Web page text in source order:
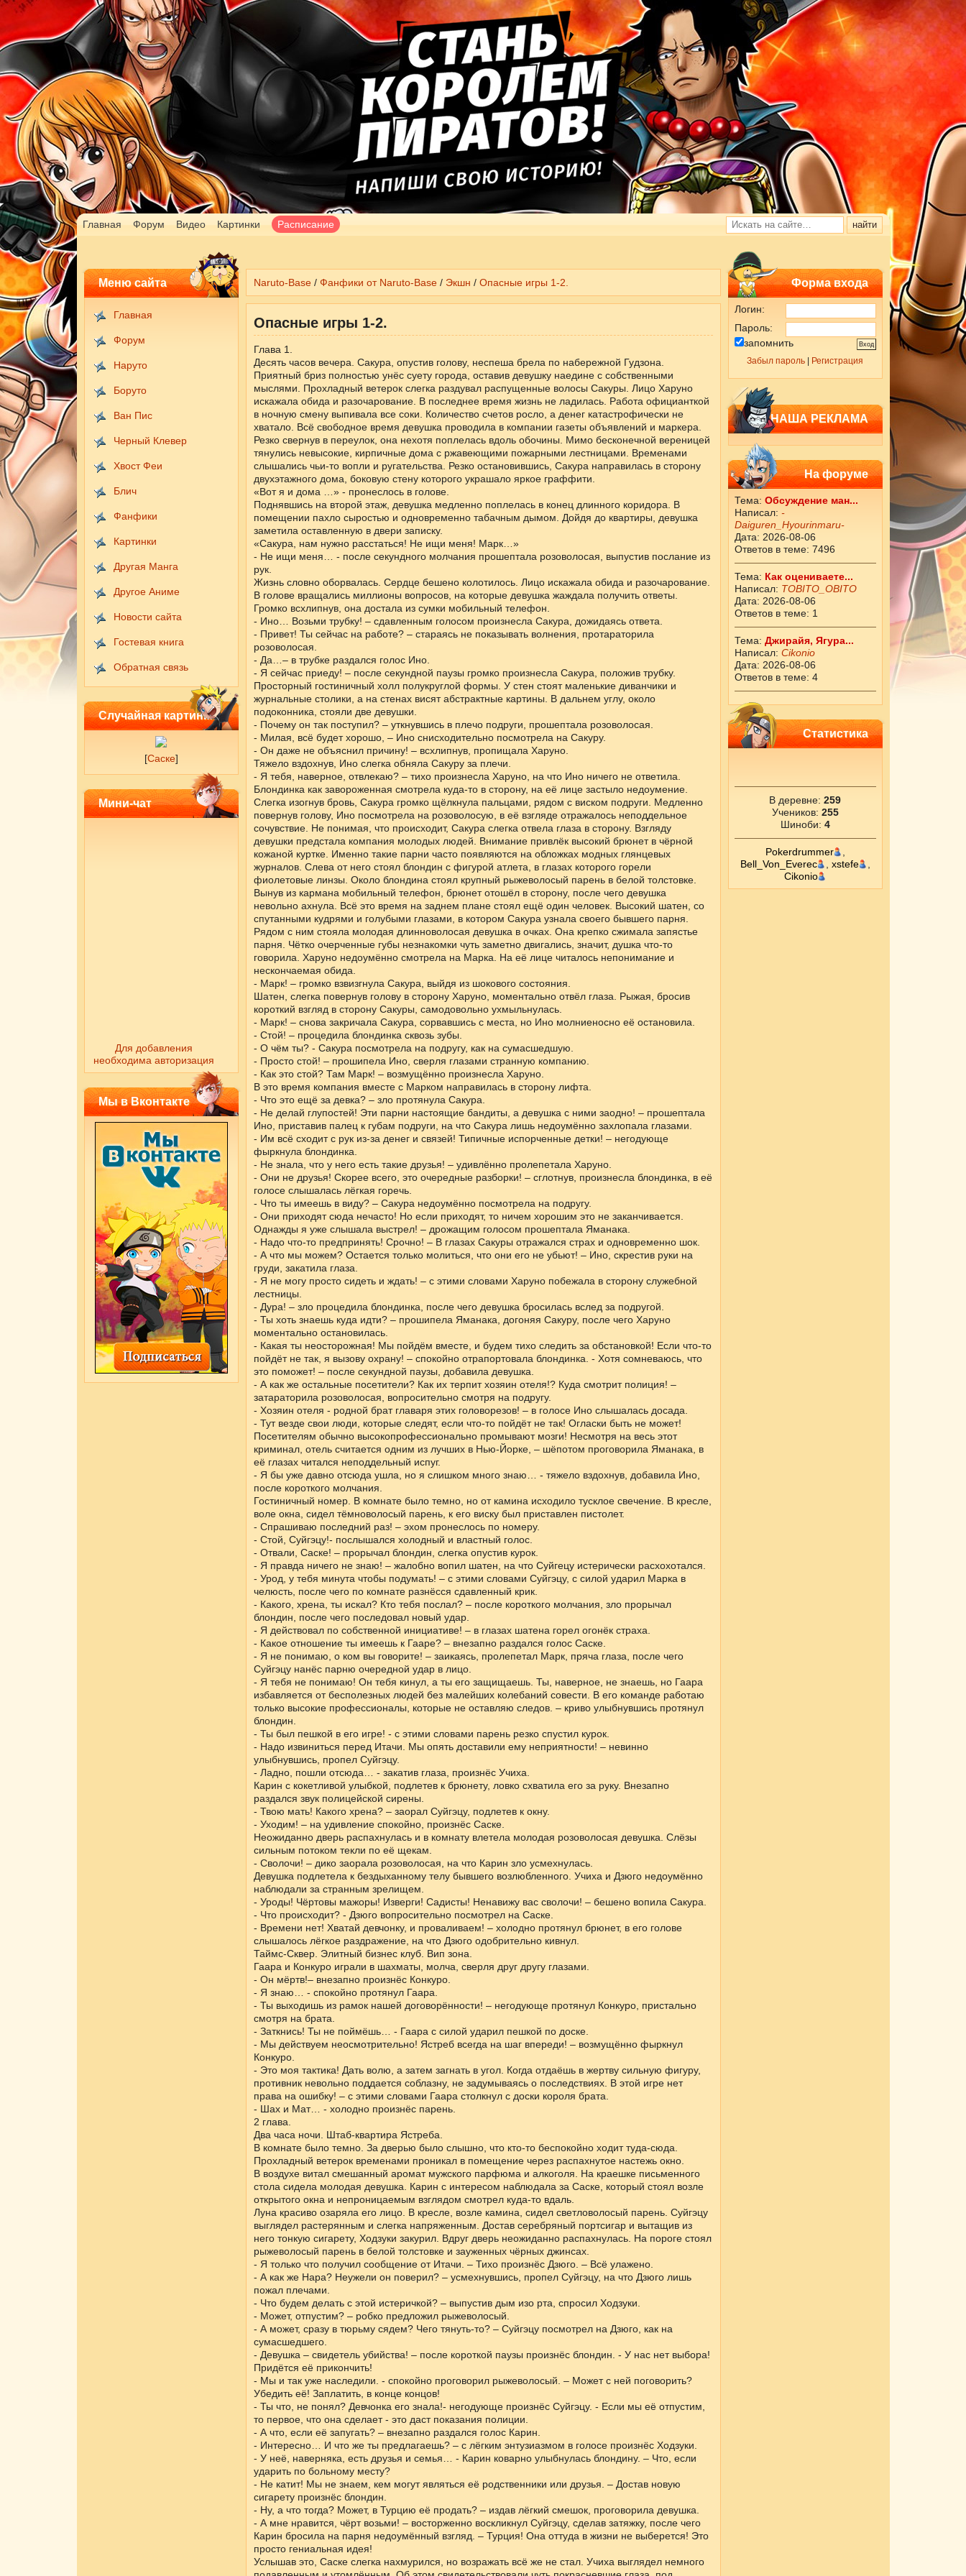
Главная Форум Видео Картинки Расписание
Меню сайта
Главная
Форум
Наруто
Боруто
Ван Пис
Черный Клевер
Хвост Феи
Блич
Фанфики
Картинки
Другая Манга
Другое Аниме
Новости сайта
Гостевая книга
Обратная связь
Случайная картинка
[Саске]
Мини-чат
Для добавления
необходима авторизация
Мы в Вконтакте
Форма входа
Логин:
Пароль:
запомнить
Забыл пароль Регистрация
НАША РЕКЛАМА
На форуме
Тема: Обсуждение ман...
Написал: -
Daiguren_Hyourinmaru-
Дата: 2026-08-06
Ответов в теме: 7496
Тема: Как оцениваете...
Написал: ТОBITO_OBITO
Дата: 2026-08-06
Ответов в теме: 1
Тема: Джирайя, Ягура...
Написал: Cikоnio
Дата: 2026-08-06
Ответов в теме: 4
Статистика
В деревне: 259
Учеников: 255
Шиноби: 4
Pokerdrummer
Bell_Von_Everec
xstefe
Cikоnio
Naruto-Base/ Фанфики от Naruto-Base/ Экшн / Опасные игры 1-2.
Опасные игры 1-2.
Глава 1.
Десять часов вечера. Сакура, опустив голову, неспеша брела по набережной Гудзона.
Приятный бриз полностью унёс суету города, оставив девушку наедине с собственными
мыслями. Прохладный ветерок слегка раздувал распущенные волосы Сакуры. Лицо Харуно
искажала обида и разочарование. В последнее время жизнь не ладилась. Работа официанткой
в ночную смену выпивала все соки. Количество счетов росло, а денег катастрофически не
хватало. Всё свободное время девушка проводила в компании газеты объявлений и маркера.
Резко свернув в переулок, она нехотя поплелась вдоль обочины. Мимо бесконечной вереницей
тянулись невысокие, кирпичные дома с ржавеющими пожарными лестницами. Временами
слышались чьи-то вопли и ругательства. Резко остановившись, Сакура направилась в сторону
двухэтажного дома, боковую стену которого украшало яркое граффити.
«Вот я и дома …» - пронеслось в голове.
Поднявшись на второй этаж, девушка медленно поплелась в конец длинного коридора. В
помещении пахло сыростью и одновременно табачным дымом. Дойдя до квартиры, девушка
заметила оставленную в двери записку.
«Сакура, нам нужно расстаться! Не ищи меня! Марк…»
- Не ищи меня… - после секундного молчания прошептала розоволосая, выпустив послание из
рук.
Жизнь словно оборвалась. Сердце бешено колотилось. Лицо искажала обида и разочарование.
В голове вращались миллионы вопросов, на которые девушка жаждала получить ответы.
Громко всхлипнув, она достала из сумки мобильный телефон.
- Ино… Возьми трубку! – сдавленным голосом произнесла Сакура, дожидаясь ответа.
- Привет! Ты сейчас на работе? – стараясь не показывать волнения, протараторила
розоволосая.
- Да…– в трубке раздался голос Ино.
- Я сейчас приеду! – после секундной паузы громко произнесла Сакура, положив трубку.
Просторный гостиничный холл полукруглой формы. У стен стоят маленькие диванчики и
журнальные столики, а на стенах висят абстрактные картины. В дальнем углу, около
подоконника, стояли две девушки.
- Почему он так поступил? – уткнувшись в плечо подруги, прошептала розоволосая.
- Милая, всё будет хорошо, – Ино снисходительно посмотрела на Сакуру.
- Он даже не объяснил причину! – всхлипнув, пропищала Харуно.
Тяжело вздохнув, Ино слегка обняла Сакуру за плечи.
- Я тебя, наверное, отвлекаю? – тихо произнесла Харуно, на что Ино ничего не ответила.
Блондинка как завороженная смотрела куда-то в сторону, на её лице застыло недоумение.
Слегка изогнув бровь, Сакура громко щёлкнула пальцами, рядом с виском подруги. Медленно
повернув голову, Ино посмотрела на розоволосую, в её взгляде отражалось неподдельное
сочувствие. Не понимая, что происходит, Сакура слегка отвела глаза в сторону. Взгляду
девушки предстала компания молодых людей. Внимание привлёк высокий брюнет в чёрной
кожаной куртке. Именно такие парни часто появляются на обложках модных глянцевых
журналов. Слева от него стоял блондин с фигурой атлета, в глазах которого горели
фиолетовые линзы. Около блондина стоял крупный рыжеволосый парень в белой толстовке.
Вынув из кармана мобильный телефон, брюнет отошёл в сторону, после чего девушка
невольно ахнула. Всё это время на заднем плане стоял ещё один человек. Высокий шатен, со
спутанными кудрями и голубыми глазами, в котором Сакура узнала своего бывшего парня.
Рядом с ним стояла молодая длинноволосая девушка в очках. Она крепко сжимала запястье
парня. Чётко очерченные губы незнакомки чуть заметно двигались, значит, душка что-то
говорила. Харуно недоумённо смотрела на Марка. На её лице читалось непонимание и
нескончаемая обида.
- Марк! – громко взвизгнула Сакура, выйдя из шокового состояния.
Шатен, слегка повернув голову в сторону Харуно, моментально отвёл глаза. Рыжая, бросив
короткий взгляд в сторону Сакуры, самодовольно ухмыльнулась.
- Марк! – снова закричала Сакура, сорвавшись с места, но Ино молниеносно её остановила.
- Стой! – процедила блондинка сквозь зубы.
- О чём ты? - Сакура посмотрела на подругу, как на сумасшедшую.
- Просто стой! – прошипела Ино, сверля глазами странную компанию.
- Как это стой? Там Марк! – возмущённо произнесла Харуно.
В это время компания вместе с Марком направилась в сторону лифта.
- Что это ещё за девка? – зло протянула Сакура.
- Не делай глупостей! Эти парни настоящие бандиты, а девушка с ними заодно! – прошептала
Ино, приставив палец к губам подруги, на что Сакура лишь недоумённо захлопала глазами.
- Им всё сходит с рук из-за денег и связей! Типичные испорченные детки! – негодующе
фыркнула блондинка.
- Не знала, что у него есть такие друзья! – удивлённо пролепетала Харуно.
- Они не друзья! Скорее всего, это очередные разборки! – сглотнув, произнесла блондинка, в её
голосе слышалась лёгкая горечь.
- Что ты имеешь в виду? – Сакура недоумённо посмотрела на подругу.
- Они приходят сюда нечасто! Но если приходят, то ничем хорошим это не заканчивается.
Однажды я уже слышала выстрел! – дрожащим голосом прошептала Яманака.
- Надо что-то предпринять! Срочно! – В глазах Сакуры отражался страх и одновременно шок.
- А что мы можем? Остается только молиться, что они его не убьют! – Ино, скрестив руки на
груди, закатила глаза.
- Я не могу просто сидеть и ждать! – с этими словами Харуно побежала в сторону служебной
лестницы.
- Дура! – зло процедила блондинка, после чего девушка бросилась вслед за подругой.
- Ты хоть знаешь куда идти? – прошипела Яманака, догоняя Сакуру, после чего Харуно
моментально остановилась.
- Какая ты неосторожная! Мы пойдём вместе, и будем тихо следить за обстановкой! Если что-то
пойдёт не так, я вызову охрану! – спокойно отрапортовала блондинка. - Хотя сомневаюсь, что
это поможет! – после секундной паузы, добавила девушка.
- А как же остальные посетители? Как их терпит хозяин отеля!? Куда смотрит полиция! –
затараторила розоволосая, вопросительно смотря на подругу.
- Хозяин отеля - родной брат главаря этих головорезов! – в голосе Ино слышалась досада.
- Тут везде свои люди, которые следят, если что-то пойдёт не так! Огласки быть не может!
Посетителям обычно высокопрофессионально промывают мозги! Несмотря на весь этот
криминал, отель считается одним из лучших в Нью-Йорке, – шёпотом проговорила Яманака, в
её глазах читался неподдельный испуг.
- Я бы уже давно отсюда ушла, но я слишком много знаю… - тяжело вздохнув, добавила Ино,
после короткого молчания.
Гостиничный номер. В комнате было темно, но от камина исходило тусклое свечение. В кресле,
воле окна, сидел тёмноволосый парень, к его виску был приставлен пистолет.
- Спрашиваю последний раз! – эхом пронеслось по номеру.
- Стой, Суйгэцу!- послышался холодный и властный голос.
- Отвали, Саске! – прорычал блондин, слегка опустив курок.
- Я правда ничего не знаю! – жалобно вопил шатен, на что Суйгецу истерически расхохотался.
- Урод, у тебя минута чтобы подумать! – с этими словами Суйгэцу, с силой ударил Марка в
челюсть, после чего по комнате разнёсся сдавленный крик.
- Какого, хрена, ты искал? Кто тебя послал? – после короткого молчания, зло прорычал
блондин, после чего последовал новый удар.
- Я действовал по собственной инициативе! – в глазах шатена горел огонёк страха.
- Какое отношение ты имеешь к Гааре? – внезапно раздался голос Саске.
- Я не понимаю, о ком вы говорите! – заикаясь, пролепетал Марк, пряча глаза, после чего
Суйгэцу нанёс парню очередной удар в лицо.
- Я тебя не понимаю! Он тебя кинул, а ты его защищаешь. Ты, наверное, не знаешь, но Гаара
избавляется от бесполезных людей без малейших колебаний совести. В его команде работаю
только высокие профессионалы, которые не оставляю следов. – криво улыбнувшись протянул
блондин.
- Ты был пешкой в его игре! - с этими словами парень резко спустил курок.
- Надо извиниться перед Итачи. Мы опять доставили ему неприятности! – невинно
улыбнувшись, пропел Суйгэцу.
- Ладно, пошли отсюда… - закатив глаза, произнёс Учиха.
Карин с кокетливой улыбкой, подлетев к брюнету, ловко схватила его за руку. Внезапно
раздался звук полицейской сирены.
- Твою мать! Какого хрена? – заорал Суйгэцу, подлетев к окну.
- Уходим! – на удивление спокойно, произнёс Саске.
Неожиданно дверь распахнулась и в комнату влетела молодая розоволосая девушка. Слёзы
сильным потоком текли по её щекам.
- Сволочи! – дико заорала розоволосая, на что Карин зло усмехнулась.
Девушка подлетела к бездыханному телу бывшего возлюбленного. Учиха и Дзюго недоумённо
наблюдали за странным зрелищем.
- Уроды! Чёртовы мажоры! Изверги! Садисты! Ненавижу вас сволочи! – бешено вопила Сакура.
- Что происходит? - Дзюго вопросительно посмотрел на Саске.
- Времени нет! Хватай девчонку, и проваливаем! – холодно протянул брюнет, в его голове
слышалось лёгкое раздражение, на что Дзюго одобрительно кивнул.
Таймс-Сквер. Элитный бизнес клуб. Вип зона.
Гаара и Конкуро играли в шахматы, молча, сверля друг другу глазами.
- Он мёртв!– внезапно произнёс Конкуро.
- Я знаю… - спокойно протянул Гаара.
- Ты выходишь из рамок нашей договорённости! – негодующе протянул Конкуро, пристально
смотря на брата.
- Заткнись! Ты не поймёшь… - Гаара с силой ударил пешкой по доске.
- Мы действуем неосмотрительно! Ястреб всегда на шаг впереди! – возмущённо фыркнул
Конкуро.
- Это моя тактика! Дать волю, а затем загнать в угол. Когда отдаёшь в жертву сильную фигуру,
противник невольно поддается соблазну, не задумываясь о последствиях. В этой игре нет
права на ошибку! – с этими словами Гаара столкнул с доски короля брата.
- Шах и Мат… - холодно произнёс парень.
2 глава.
Два часа ночи. Штаб-квартира Ястреба.
В комнате было темно. За дверью было слышно, что кто-то беспокойно ходит туда-сюда.
Прохладный ветерок временами проникал в помещение через распахнутое настежь окно.
В воздухе витал смешанный аромат мужского парфюма и алкоголя. На краешке письменного
стола сидела молодая девушка. Карин с интересом наблюдала за Саске, который стоял возле
открытого окна и непроницаемым взглядом смотрел куда-то вдаль.
Луна красиво озаряла его лицо. В кресле, возле камина, сидел светловолосый парень. Суйгэцу
выглядел растерянным и слегка напряженным. Достав серебряный портсигар и вытащив из
него тонкую сигарету, Ходзуки закурил. Вдруг дверь неожиданно распахнулась. На пороге стоял
рыжеволосый парень в белой толстовке и зауженных чёрных джинсах.
- Я только что получил сообщение от Итачи. – Тихо произнёс Дзюго. – Всё улажено.
- А как же Нара? Неужели он поверил? – усмехнувшись, пропел Суйгэцу, на что Дзюго лишь
пожал плечами.
- Что будем делать с этой истеричкой? – выпустив дым изо рта, спросил Ходзуки.
- Может, отпустим? – робко предложил рыжеволосый.
- А может, сразу в тюрьму сядем? Чего тянуть-то? – Суйгэцу посмотрел на Дзюго, как на
сумасшедшего.
- Девушка – свидетель убийства! – после короткой паузы произнёс блондин. - У нас нет выбора!
Придётся её прикончить!
- Мы и так уже наследили. - спокойно проговорил рыжеволосый. – Может с ней поговорить?
Убедить её! Заплатить, в конце концов!
- Ты что, не понял? Девчонка его знала!- негодующе произнёс Суйгэцу. - Если мы её отпустим,
то первое, что она сделает - это даст показания полиции.
- А что, если её запугать? – внезапно раздался голос Карин.
- Интересно… И что же ты предлагаешь? – с лёгким энтузиазмом в голосе произнёс Ходзуки.
- У неё, наверняка, есть друзья и семья… - Карин коварно улыбнулась блондину. – Что, если
ударить по больному месту?
- Не катит! Мы не знаем, кем могут являться её родственники или друзья. – Достав новую
сигарету произнёс блондин.
- Ну, а что тогда? Может, в Турцию её продать? – издав лёгкий смешок, проговорила девушка.
- А мне нравится, чёрт возьми! – восторженно воскликнул Суйгэцу, сделав затяжку, после чего
Карин бросила на парня недоумённый взгляд. – Турция! Она оттуда в жизни не выберется! Это
просто гениальная идея!
Услышав это, Саске слегка нахмурился, но возражать всё же не стал. Учиха выглядел немного